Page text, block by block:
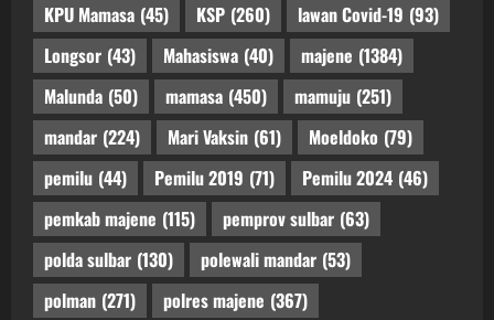
KPU Mamasa (45) KSP (260) lawan Covid-19 (93)
Longsor (43) Mahasiswa (40) majene (1384)
Malunda (50) mamasa (450) mamuju (251)
mandar (224) Mari Vaksin (61) Moeldoko (79)
pemilu (44) Pemilu 2019 (71) Pemilu 2024 (46)
pemkab majene (115) pemprov sulbar (63)
polda sulbar (130) polewali mandar (53)
polman (271) polres majene (367)